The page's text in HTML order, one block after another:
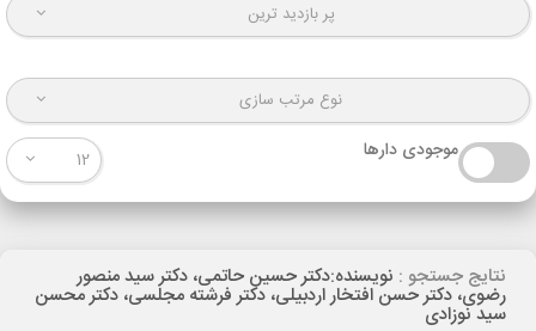
پر بازدید ترین
نوع مرتب سازی
موجودی دارها 12
نتایج جستجو : نویسنده:دکتر حسین حاتمی، دکتر سید منصور
رضوی، دکتر حسن افتخار اردبیلی، دکتر فرشته مجلسی، دکتر محسن
سید نوزادی